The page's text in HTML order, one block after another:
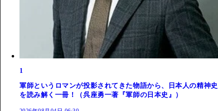
1
軍師というロマンが投影されてきた物語から、日本人の精神史
を読み解く一冊！（呉座勇一著『軍師の日本史』）